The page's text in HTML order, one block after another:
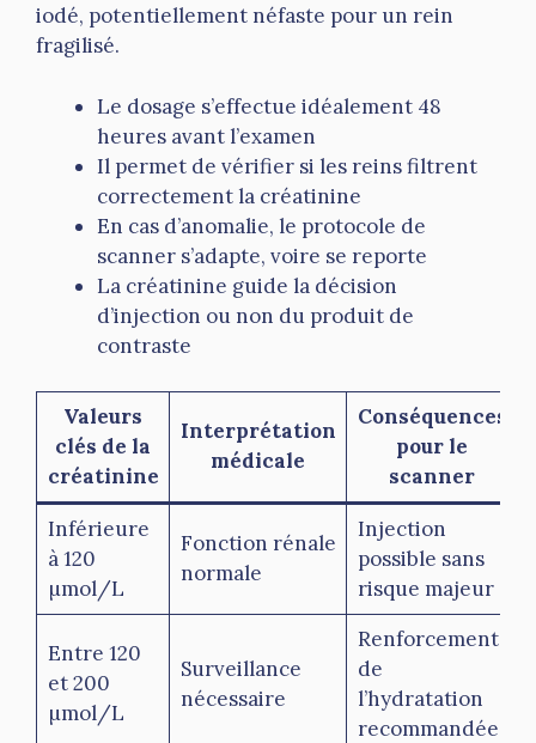
iodé, potentiellement néfaste pour un rein
fragilisé.
Le dosage s’effectue idéalement 48
heures avant l’examen
Il permet de vérifier si les reins filtrent
correctement la créatinine
En cas d’anomalie, le protocole de
scanner s’adapte, voire se reporte
La créatinine guide la décision
d’injection ou non du produit de
contraste
Valeurs
clés de la
créatinine
Interprétation
médicale
Conséquences
pour le
scanner
Inférieure
à 120
µmol/L
Fonction rénale
normale
Injection
possible sans
risque majeur
Entre 120
et 200
µmol/L
Surveillance
nécessaire
Renforcement
de
l’hydratation
recommandée